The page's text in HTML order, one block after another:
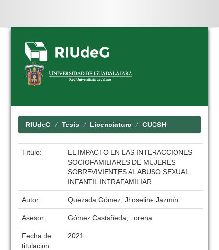
Skip
navigation
RIUdeG Tesis Licenciatura CUCSH
Título:
EL IMPACTO EN LAS INTERACCIONES
SOCIOFAMILIARES DE MUJERES
SOBREVIVIENTES AL ABUSO SEXUAL
INFANTIL INTRAFAMILIAR
Autor: Quezada Gómez, Jhoseline Jazmín
Asesor: Gómez Castañeda, Lorena
Fecha de
titulación:
2021